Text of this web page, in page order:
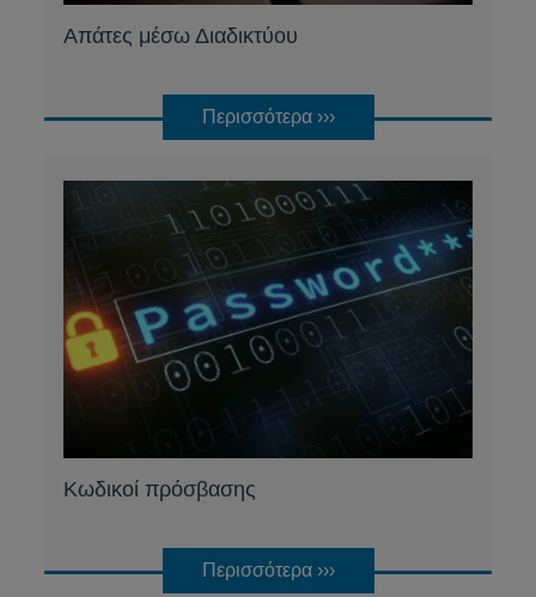
Απάτες μέσω Διαδικτύου
Περισσότερα ›››
Κωδικοί πρόσβασης
Περισσότερα ›››